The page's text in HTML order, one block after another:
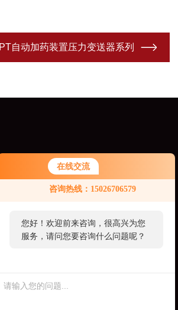
在线交流
咨询热线：15026706579
您好！欢迎前来咨询，很高兴为您
服务，请问您要咨询什么问题呢？
自动加药装置压力变送器系列
51691919
松江区南乐路1276弄115号8号楼6楼